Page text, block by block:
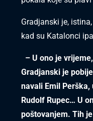
Gradjanski je,
kad su Katalonci
– U ono je
Gradjanski je
navali Emil
Rudolf Rupec… U
poštovanjem. Tih